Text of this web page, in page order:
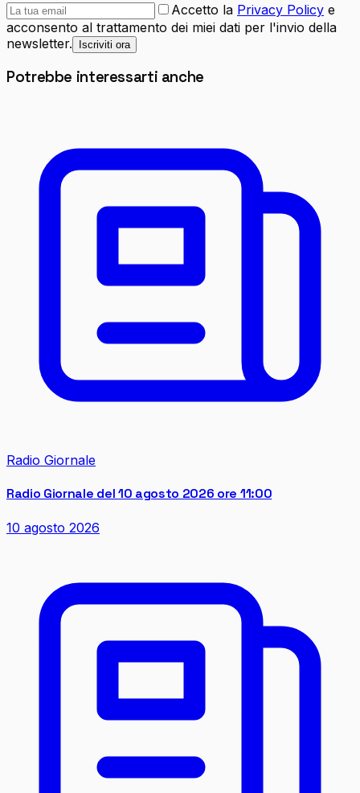
Accetto la Privacy Policy e
acconsento al trattamento dei miei dati per l'invio della
newsletter.
Iscriviti ora
Potrebbe interessarti anche
Radio Giornale
Radio Giornale del 10 agosto 2026 ore 11:00
10 agosto 2026